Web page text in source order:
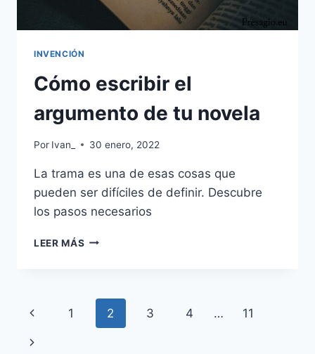
INVENCIÓN
Cómo escribir el
argumento de tu novela
Por Ivan_ 30 enero, 2022
La trama es una de esas cosas que
pueden ser difíciles de definir. Descubre
los pasos necesarios
LEER MÁS CÓMO
DE
NOVELA
Navegación
de
Página
anterior
1 2 3 4 … 11
Siguiente